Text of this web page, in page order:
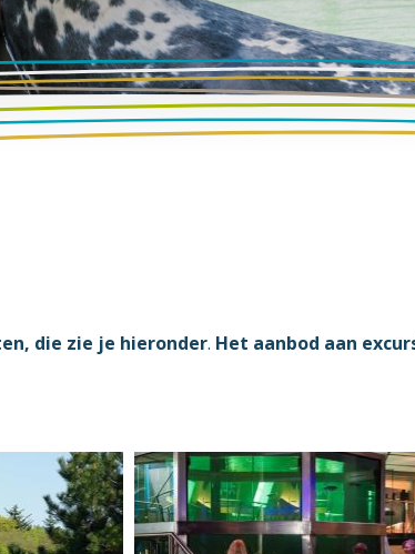
die zie je hieronder. Het aanbod aan